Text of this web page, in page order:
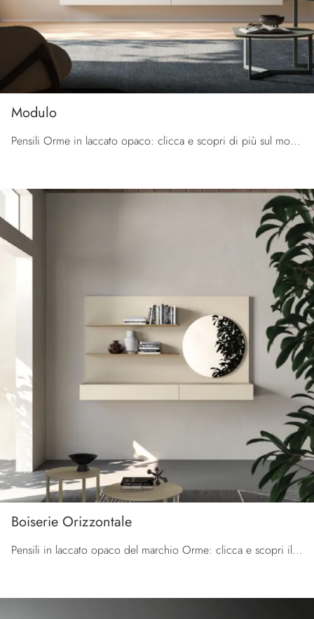
Modulo
Pensili Orme in laccato opaco: clicca e scopri di più sul modello Modulo, perfetto per completare spazi moderni.
Boiserie Orizzontale
Pensili in laccato opaco del marchio Orme: clicca e scopri il modello Boiserie Orizzontale tra le più esclusive soluzioni per il living.